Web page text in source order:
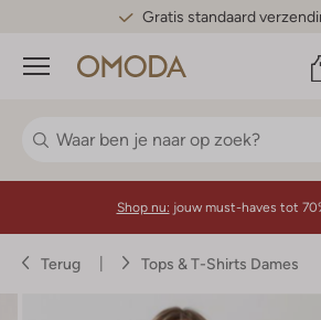
Gratis standaard
Menu
Shop nu: jouw must-haves tot
Terug Tops & T-Shirts Dames